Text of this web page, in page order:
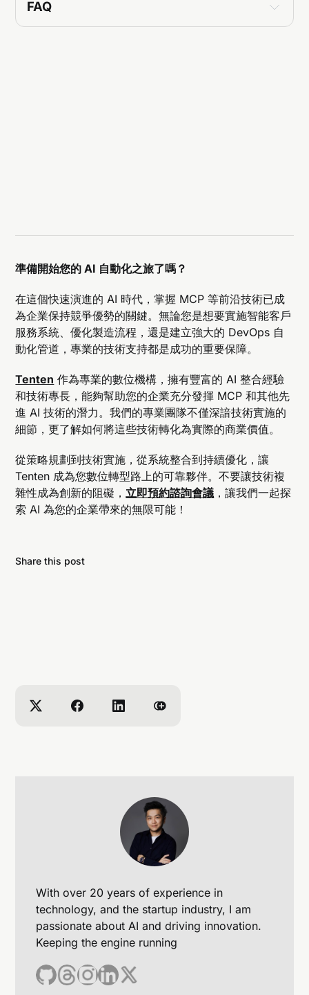
FAQ
什麼是 Model Context Protocol (MCP)？
MCP 能整合患者記錄、實驗室結果及物聯網健康
設備數據，協助醫療機構自動安排預約、發送警
報，還能顯著支持 AI 診斷工具，提高診療效率與
準確性。
如何在 Dify 或 n8n 平台上實施 MCP 功能？
在 Dify 上，可透過安裝 MCP 插件（如 SSE
Plugin）並配置新工具實現。n8n 使用 MCP 社區
節點，讓工作流程能與 MCP 服務器互動，進一步
實現 DevOps 或個人任務管理的自動化。
準備開始您的 AI 自動化之旅了嗎？
在這個快速演進的 AI 時代，掌握 MCP 等前沿技術已成
為企業保持競爭優勢的關鍵。無論您是想要實施智能客戶
服務系統、優化製造流程，還是建立強大的 DevOps 自
動化管道，專業的技術支持都是成功的重要保障。
Tenten 作為專業的數位機構，擁有豐富的 AI 整合經驗
和技術專長，能夠幫助您的企業充分發揮 MCP 和其他先
進 AI 技術的潛力。我們的專業團隊不僅深諳技術實施的
細節，更了解如何將這些技術轉化為實際的商業價值。
從策略規劃到技術實施，從系統整合到持續優化，讓
Tenten 成為您數位轉型路上的可靠夥伴。不要讓技術複
雜性成為創新的阻礙，立即預約諮詢會議 ，讓我們一起探
索 AI 為您的企業帶來的無限可能！
Share this post
With over 20 years of experience in
technology, and the startup industry, I am
passionate about AI and driving innovation.
Keeping the engine running